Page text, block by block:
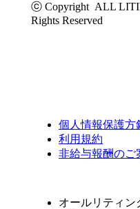
ⓒ Copyright ALL
Rights Reserved
個人情報保護方
利用規約
非給与報酬のご
オールリティン